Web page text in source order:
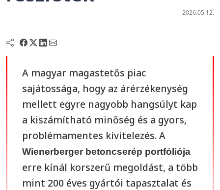
2026.05.12.
A magyar magastetős piac
sajátossága, hogy az árérzékenység
mellett egyre nagyobb hangsúlyt kap
a kiszámítható minőség és a gyors,
problémamentes kivitelezés. A
Wienerberger betoncserép portfóliója
erre kínál korszerű megoldást, a több
mint 200 éves gyártói tapasztalat és